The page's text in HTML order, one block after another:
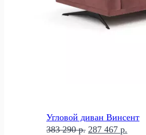
Угловой диван Винсент
383 290р. Первоначальная
287 467 р.